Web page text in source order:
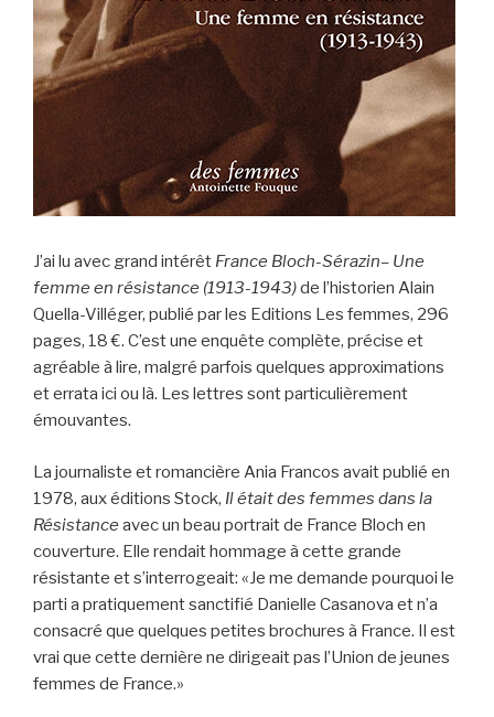
J’ai lu avec grand intérêt France Bloch-Sérazin– Une
femme en résistance (1913-1943)de l’historien Alain
Quella-Villéger, publié par les Editions Les femmes, 296
pages, 18 €. C’est une enquête complète, précise et
agréable à lire, malgré parfois quelques approximations
et errata ici ou là. Les lettres sont particulièrement
émouvantes.
La journaliste et romancière Ania Francos avait publié en
1978, aux éditions Stock, Il était des femmes dans la
Résistance avec un beau portrait de France Bloch en
couverture. Elle rendait hommage à cette grande
résistante et s’interrogeait: «Je me demande pourquoi le
parti a pratiquement sanctifié Danielle Casanova et n’a
consacré que quelques petites brochures à France. Il est
vrai que cette dernière ne dirigeait pas l’Union de jeunes
femmes de France.»